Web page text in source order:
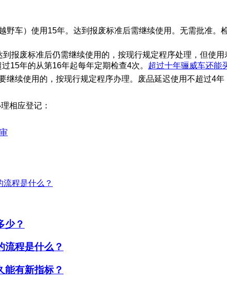
野车）使用15年。达到报废标准后需继续使用。无需批准
报废标准后仍需继续使用的，按现行规定程序处理，但使
15年的从第16年起每年定期检查4次。 超过十年骊威车还能
续使用的，按现行规定程序办理。废品延迟使用不超过4年
相应登记：
流程是什么？
少？
流程是什么？
能有新指标？